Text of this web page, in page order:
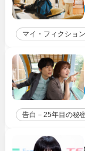
マイ・フィクション
告白－25年目の秘